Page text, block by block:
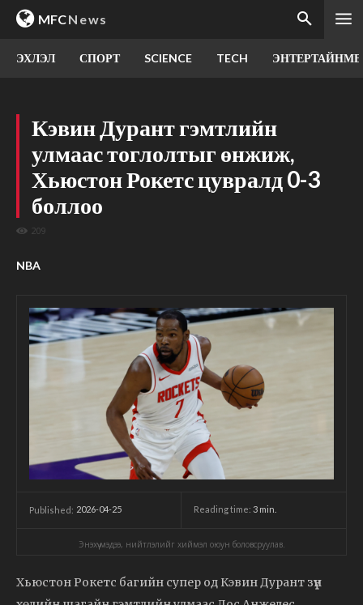
MFCNews
ЭХЛЭЛ СПОРТ SCIENCE TECH
Кэвин Дурант гэмтлийн
улмаас тоглолтыг өнжиж,
Хьюстон Рокетс цувралд 0-3
боллоо
209
NBA
Published: 2026-04-25 Reading time: 3 min.
Энэхүү мэдээ, нийтлэлийг хиймэл оюун боловсруулав.
Хьюстон Рокетс багийн супер од Кэвин Дурант зүүн